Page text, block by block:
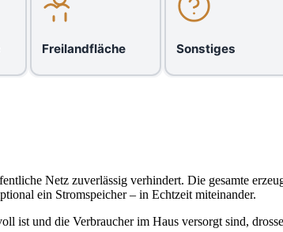
Freilandfläche Sonstiges
Netz zuverlässig verhindert. Die gesamte
ein Stromspeicher – in Echtzeit miteinander.
ist und die Verbraucher im Haus versorgt sind,